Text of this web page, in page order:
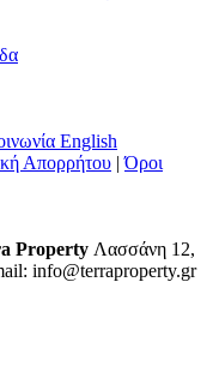
English
Απορρήτου |Όροι
Property Λασσάνη 12,
info@terraproperty.gr